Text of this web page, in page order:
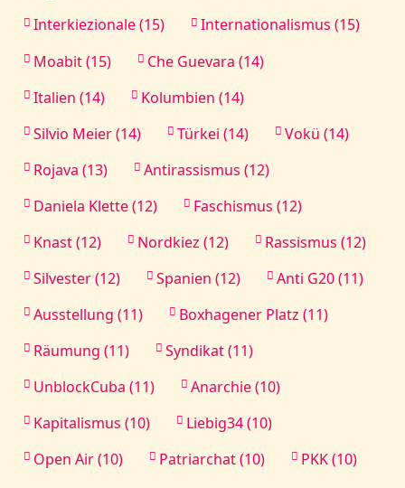
Interkiezionale (15)
Internationalismus (15)
Moabit (15)
Che Guevara (14)
Italien (14)
Kolumbien (14)
Silvio Meier (14)
Türkei (14)
Vokü (14)
Rojava (13)
Antirassismus (12)
Daniela Klette (12)
Faschismus (12)
Knast (12)
Nordkiez (12)
Rassismus (12)
Silvester (12)
Spanien (12)
Anti G20 (11)
Ausstellung (11)
Boxhagener Platz (11)
Räumung (11)
Syndikat (11)
UnblockCuba (11)
Anarchie (10)
Kapitalismus (10)
Liebig34 (10)
Open Air (10)
Patriarchat (10)
PKK (10)